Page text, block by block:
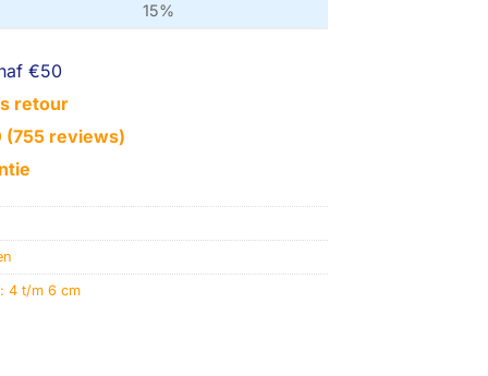
15%
€50
retour
(755 reviews)
4 t/m 6 cm